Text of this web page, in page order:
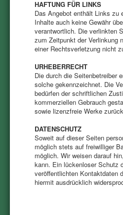
HAFTUNG FÜR LINKS
Das Angebot enthält Links zu
Inhalte auch keine Gewähr
verantwortlich. Die verlinkten
zum Zeitpunkt der Verlinkung
einer Rechtsverletzung nicht
URHEBERRECHT
Die durch die Seitenbetreiber
solche gekennzeichnet. Die
bedürfen der schriftlichen
kommerziellen Gebrauch
sowie lizenzfreie Werke
DATENSCHUTZ
Soweit auf dieser Seiten
möglich stets auf freiwilliger
möglich. Wir weisen darauf
kann. Ein lückenloser Schutz
veröffentlichten Kontaktdaten
hiermit ausdrücklich